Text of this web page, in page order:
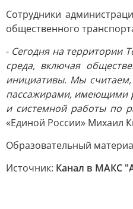
Сотрудники
общественного
- Сегодня на территории
среда, включая
инициативы. Мы считаем,
пассажирами, имеющими
и системной работы по
«Единой России» Михаил
Образовательный
Источник: Канал в МАКС